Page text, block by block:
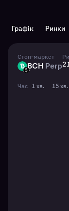
Графік Ринки
Стоп-маркет
BCH
USDBCH Perp
Час 1 хв. 15 хв.